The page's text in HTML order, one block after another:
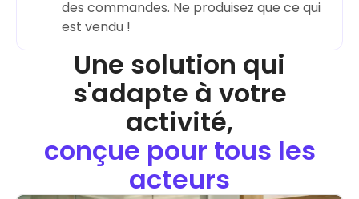
des commandes. Ne produisez que ce qui
Une solution qui
s'adapte à votre
activité,
conçue pour tous les
acteurs